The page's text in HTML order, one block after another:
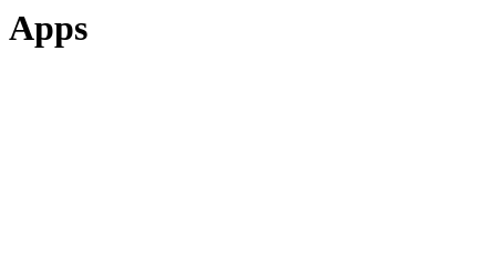
Apps